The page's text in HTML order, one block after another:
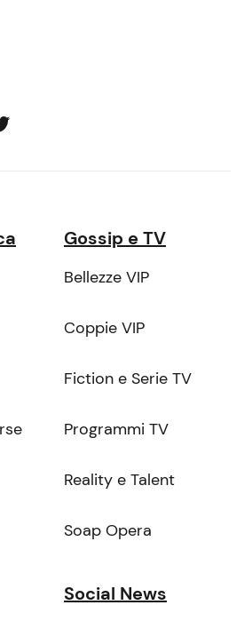
Gossip e TV
Bellezze VIP
Coppie VIP
Fiction e Serie TV
Programmi TV
Reality e Talent
Soap Opera
Social News